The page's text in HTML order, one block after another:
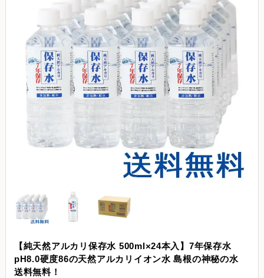
【純天然アルカリ保存水 500ml×24本入】7年保存水
pH8.0硬度86の天然アルカリイオン水 島根の神秘の水
送料無料！